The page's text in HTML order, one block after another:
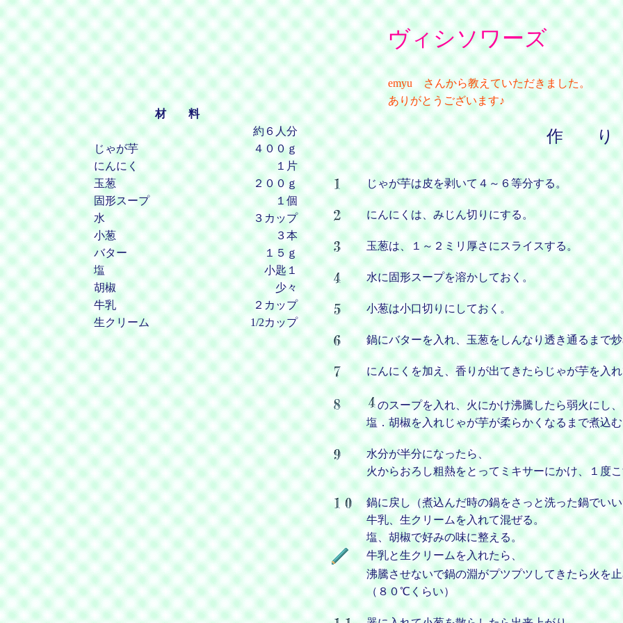
ヴィシソワーズ
材 料
約６人分
じゃが芋
４００ｇ
にんにく
１片
玉葱
２００ｇ
固形スープ
１個
水
３カップ
小葱
３本
バター
１５ｇ
塩
小匙１
胡椒
少々
牛乳
２カップ
生クリーム
1/2カップ
emyu さんから教えていただきました。
ありがとうございます♪
作
じゃが芋は皮を剥いて４～６等分する。
にんにくは、みじん切りにする。
玉葱は、１～２ミリ厚さにスライスする。
水に固形スープを溶かしておく。
小葱は小口切りにしておく。
鍋にバターを入れ、玉葱をしんなり透き通るまで
にんにくを加え、香りが出てきたらじゃが芋を入
のスープを入れ、火にかけ沸騰したら弱火にし、
塩．胡椒を入れじゃが芋が柔らかくなるまで煮込
水分が半分になったら、
火からおろし粗熱をとってミキサーにかけ、１度
鍋に戻し（煮込んだ時の鍋をさっと洗った鍋でい
牛乳、生クリームを入れて混ぜる。
塩、胡椒で好みの味に整える。
牛乳と生クリームを入れたら、
沸騰させないで鍋の淵がプツプツしてきたら火を
（８０℃くらい）